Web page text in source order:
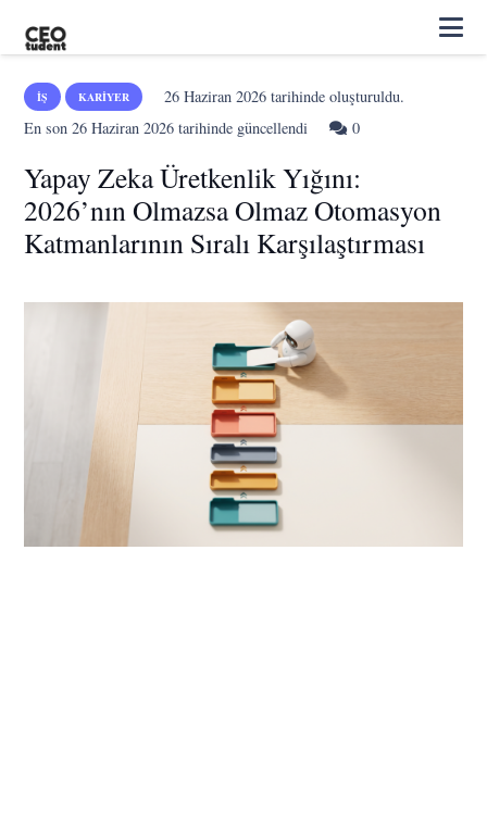
İŞ KARIYER 26 Haziran 2026tarihinde oluşturuldu.
En son26 Haziran 2026 tarihinde güncellendi 0
Yapay Zeka Üretkenlik Yığını:
2026’nın Olmazsa Olmaz Otomasyon
Katmanlarının Sıralı Karşılaştırması